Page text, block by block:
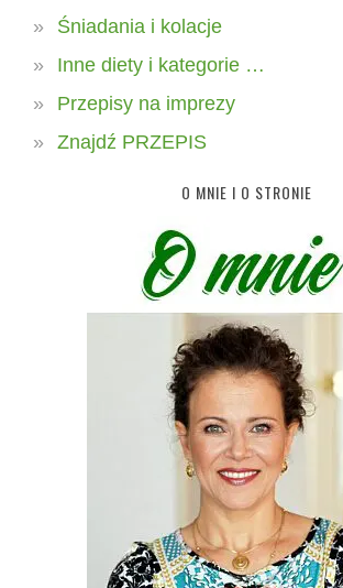
Śniadania i kolacje
Inne diety i kategorie …
Przepisy na imprezy
Znajdź PRZEPIS
O MNIE I O STRONIE